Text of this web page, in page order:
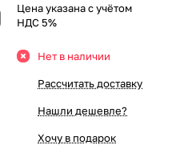
Цена указана с учётом
НДС 5%
Нет в наличии
Рассчитать доставку
Нашли дешевле?
Хочу в подарок